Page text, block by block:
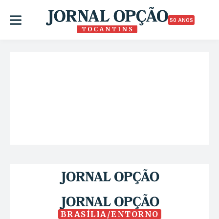
50 ANOS
BRASÍLIA/ENTORNO